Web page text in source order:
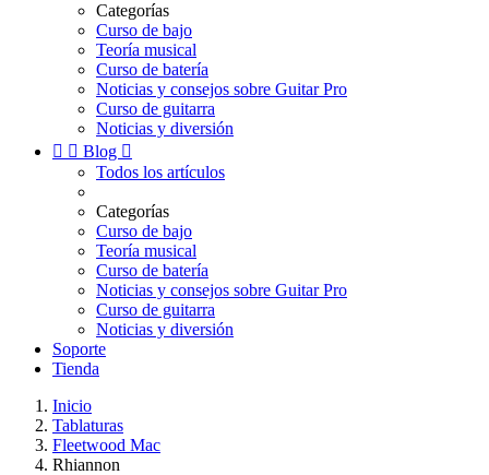
Categorías
Curso de bajo
Teoría musical
Curso de batería
Noticias y consejos sobre Guitar Pro
Curso de guitarra
Noticias y diversión
  Blog 
Todos los artículos
Categorías
Curso de bajo
Teoría musical
Curso de batería
Noticias y consejos sobre Guitar Pro
Curso de guitarra
Noticias y diversión
Soporte
Tienda
Inicio
Tablaturas
Fleetwood Mac
Rhiannon